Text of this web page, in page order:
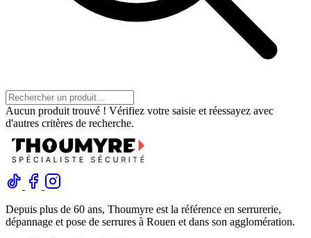
Aucun produit trouvé ! Vérifiez votre saisie et réessayez avec
d'autres critères de recherche.
Depuis plus de 60 ans, Thoumyre est la référence en serrurerie,
dépannage et pose de serrures à Rouen et dans son agglomération.